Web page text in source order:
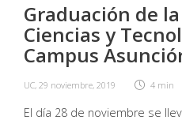
Graduación de
Ciencias y
Campus
UC, 29 noviembre, 2019 4 min
El día 28 de noviembre se